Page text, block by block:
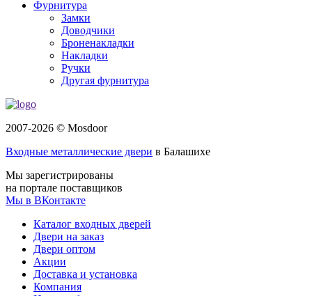
Фурнитура
Замки
Доводчики
Броненакладки
Накладки
Ручки
Другая фурнитура
2007-2026 © Mosdoor
Входные металлические двери в Балашихе
Мы зарегистрированы
на портале поставщиков
Мы в ВКонтакте
Каталог входных дверей
Двери на заказ
Двери оптом
Акции
Доставка и установка
Компания